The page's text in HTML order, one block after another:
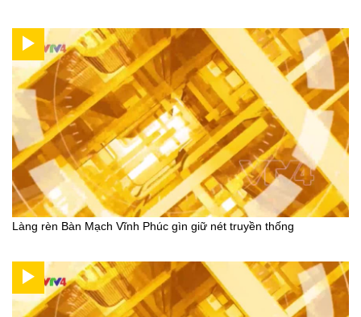
Làng rèn Bàn Mạch Vĩnh Phúc gìn giữ nét truyền thống